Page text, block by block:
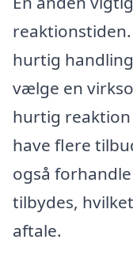
hurtig
vælge en
hurtig reaktion
have flere
også
tilbydes,
aftale.